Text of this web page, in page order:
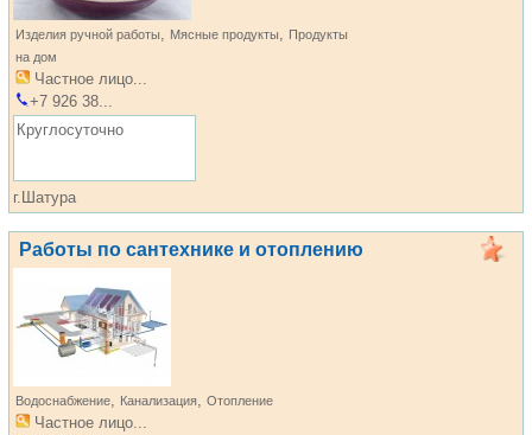
Изделия ручной работы, Мясные продукты, Продукты
на дом
Частное лицо...
+7 926 38...
Круглосуточно
г.Шатура
Работы по сантехнике и отоплению
Водоснабжение, Канализация, Отопление
Частное лицо...